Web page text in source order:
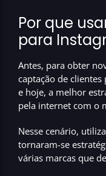
Por que
para
Antes, para obter
captação de
e hoje, a melhor
pela internet com o
Nesse cenário,
tornaram-se
várias marcas que